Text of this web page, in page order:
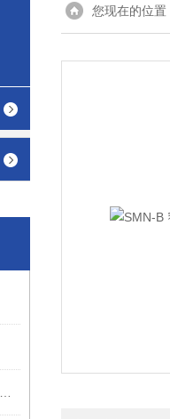
您现在的位置